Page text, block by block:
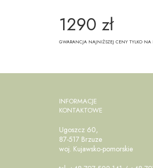
1290 zł
GWARANCJA NAJNIŻSZEJ CENY TYLKO
INFORMACJE
KONTAKTOWE
Ugoszcz 60,
87-517 Brzuze
woj. Kujawsko-pomorskie